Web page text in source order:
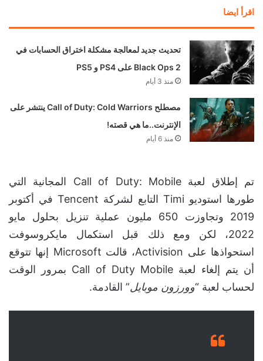
اقرأ ايضا
تحديث جديد لمعالجة مشكلة اختراق الحسابات في
Black Ops 2 على PS4 و PS5
منذ 3 أيام
مصطلح Call of Duty: Cold Warriors ينتشر على
الإنترنت..ما هي قصته!
منذ 6 أيام
تم إطلاق لعبة Call of Duty: Mobile المجانية التي
طورها استوديو Timi التابع لشركة Tencent في أكتوبر
2019 وتجاوزت 650 مليون عملية تنزيل بحلول مايو
2022، لكن ومع ذلك قبل استكمال مايكروسوفت
استحواذها على Activision، قالت Microsoft إنها تتوقع
أن يتم إلغاء لعبة Call of Duty Mobile بمرور الوقت
لحساب لعبة “وورزون موبايل” القادمة.